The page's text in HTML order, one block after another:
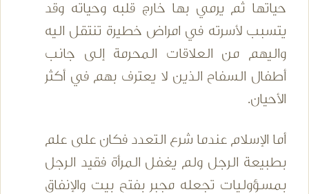
حياتها ثم يرمي بها خارج قلبه وحياته وقد
يتسبب لأسرته في امراض خطيرة تنتقل اليه
واليهم من العلاقات المحرمة إلى جانب
أطفال السفاح الذين لا يعترف بهم في أكثر
الأحيان.
أما الإسلام عندما شرع التعدد فكان على علم
بطبيعة الرجل ولم يغفل المرأة فقيد الرجل
بمسؤوليات تجعله مجبر بفتح بيت والإنفاق